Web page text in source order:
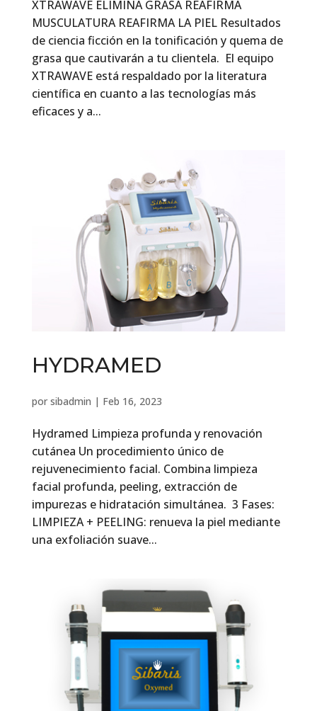
XTRAWAVE ELIMINA GRASA REAFIRMA
MUSCULATURA REAFIRMA LA PIEL Resultados
de ciencia ficción en la tonificación y quema de
grasa que cautivarán a tu clientela. El equipo
XTRAWAVE está respaldado por la literatura
científica en cuanto a las tecnologías más
eficaces y a...
HYDRAMED
por sibadmin | Feb 16, 2023
Hydramed Limpieza profunda y renovación
cutánea Un procedimiento único de
rejuvenecimiento facial. Combina limpieza
facial profunda, peeling, extracción de
impurezas e hidratación simultánea. 3 Fases:
LIMPIEZA + PEELING: renueva la piel mediante
una exfoliación suave...